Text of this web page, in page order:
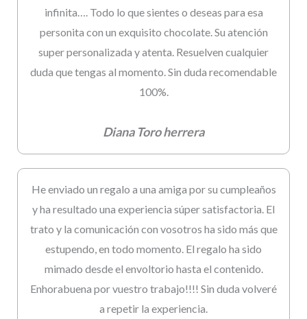
infinita…. Todo lo que sientes o deseas para esa
personita con un exquisito chocolate. Su atención
super personalizada y atenta. Resuelven cualquier
duda que tengas al momento. Sin duda recomendable
100%.
Diana Toro herrera
He enviado un regalo a una amiga por su cumpleaños
y ha resultado una experiencia súper satisfactoria. El
trato y la comunicación con vosotros ha sido más que
estupendo, en todo momento. El regalo ha sido
mimado desde el envoltorio hasta el contenido.
Enhorabuena por vuestro trabajo!!!! Sin duda volveré
a repetir la experiencia.